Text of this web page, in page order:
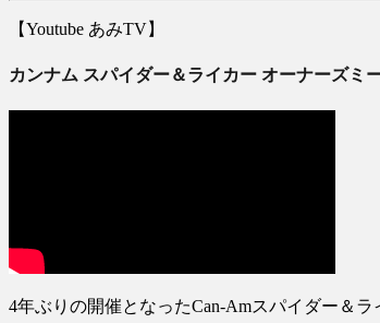
【Youtube あみTV】
カンナム スパイダー＆ライカー オーナーズミ
4年ぶりの開催となったCan-Amスパイダー＆